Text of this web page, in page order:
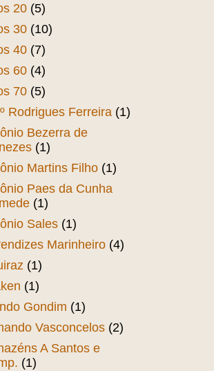
20 (5)
30 (10)
40 (7)
60 (4)
70 (5)
Rodrigues Ferreira (1)
Bezerra de
(1)
Martins Filho (1)
Paes da Cunha
(1)
Sales (1)
Marinheiro (4)
(1)
(1)
Gondim (1)
Vasconcelos (2)
A Santos e
(1)